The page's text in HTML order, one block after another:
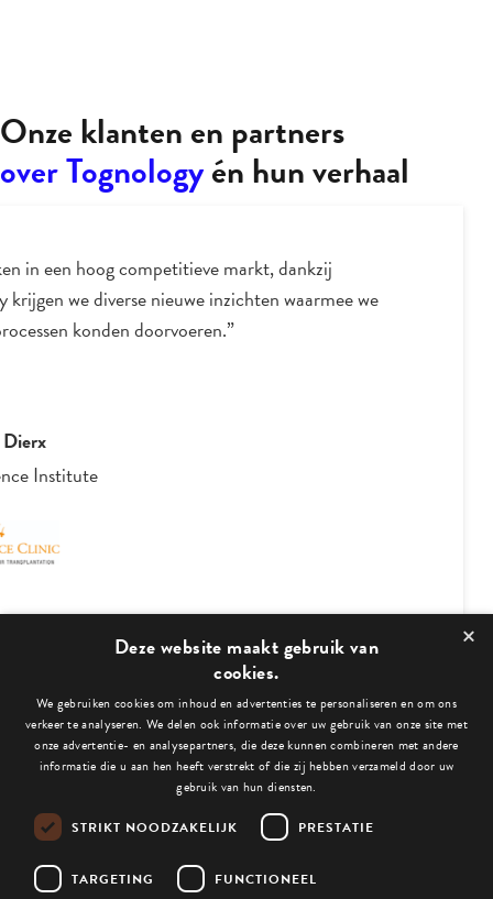
Onze klanten en partners
over Tognologyén hun verhaal
“’Ton’s enthousiasme over, en liefde voor data driven
marketing werken ronduit aanstekelijk. Hij brengt
nieuwe inzichten en zet je telkens weer op scherp.”
Directie
3 /4
Bekijk ook deze blogs:
Niets gevonden.
×
Deze website maakt gebruik van
cookies.
We gebruiken cookies om inhoud en advertenties te personaliseren en om ons
verkeer te analyseren. We delen ook informatie over uw gebruik van onze site met
onze advertentie- en analysepartners, die deze kunnen combineren met andere
informatie die u aan hen heeft verstrekt of die zij hebben verzameld door uw
gebruik van hun diensten.
STRIKT NOODZAKELIJK PRESTATIE
TARGETING FUNCTIONEEL